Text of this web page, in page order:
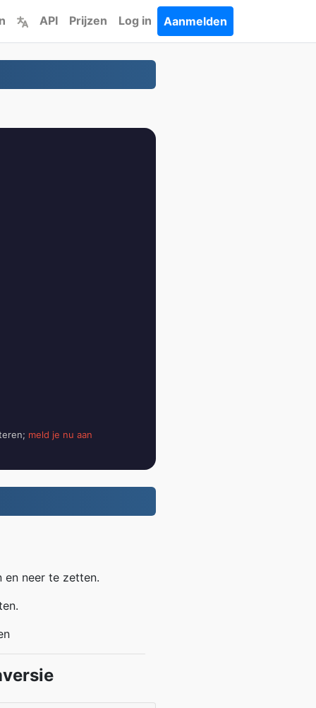
API Prijzen Log in Aanmelden
meld je nu aan
en neer te zetten.